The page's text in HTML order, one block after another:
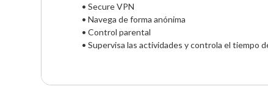
• Secure VPN
• Navega de forma anónima
• Control parental
• Supervisa las actividades y controla el tiempo